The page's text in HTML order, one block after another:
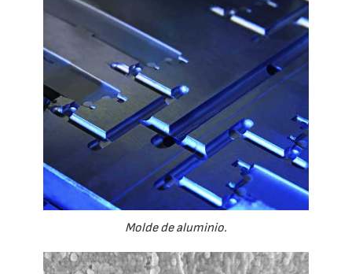
Molde de aluminio.